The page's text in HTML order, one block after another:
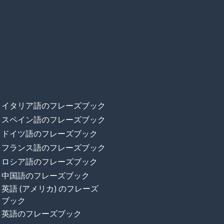
イタリア語のフレーズブック
スペイン語のフレーズブック
ドイツ語のフレーズブック
フランス語のフレーズブック
ロシア語のフレーズブック
中国語のフレーズブック
英語 (アメリカ) のフレーズ
ブック
英語のフレーズブック